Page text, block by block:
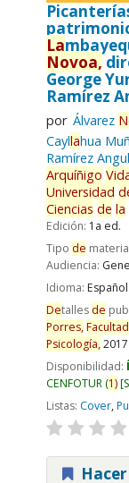
La
Novoa,
George
Ramírez
por Álvarez
Cayllahua
Ramírez
Arquíñigo
Universidad
Ciencias de la
Edición: 1a ed.
Tipo de
Audiencia:
Idioma: Español
Detalles de
Porres,Facultad
Psicología,2017
Disponibilidad:
CENFOTUR(1)
Listas: Cover,